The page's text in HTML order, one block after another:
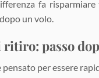
fa
un volo.
passo
per essere